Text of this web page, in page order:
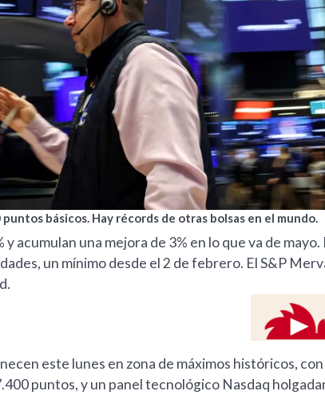
básicos. Hay récords de otras bolsas en el mundo.
acumulan una mejora de 3% en lo que va de
un mínimo desde el 2 de febrero. El S&P
este lunes en zona de máximos históricos, con
puntos, y un panel tecnológico Nasdaq